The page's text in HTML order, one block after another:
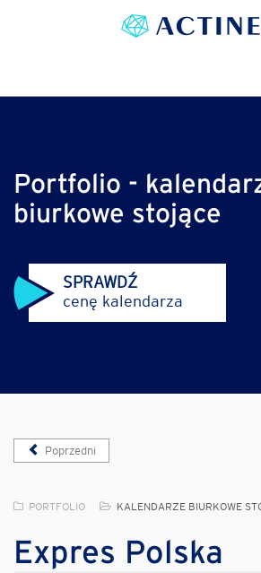
Portfolio -
biurkowe stojące
SPRAWDŹ
cenę kalendarza
Poprzedni
PORTFOLIO KALENDARZE BIURKOWE
Expres Polska